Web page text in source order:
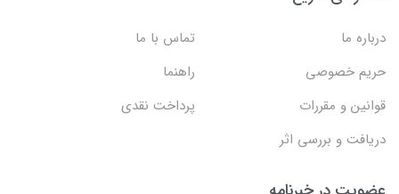
درباره ما
تماس با ما
حریم خصوصی
راهنما
قوانین و مقررات
پرداخت نقدی
دریافت و بررسی اثر